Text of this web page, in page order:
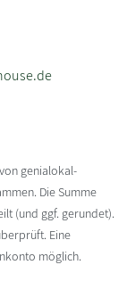
genialokal-
Die Summe
(und ggf. gerundet).
Eine
möglich.